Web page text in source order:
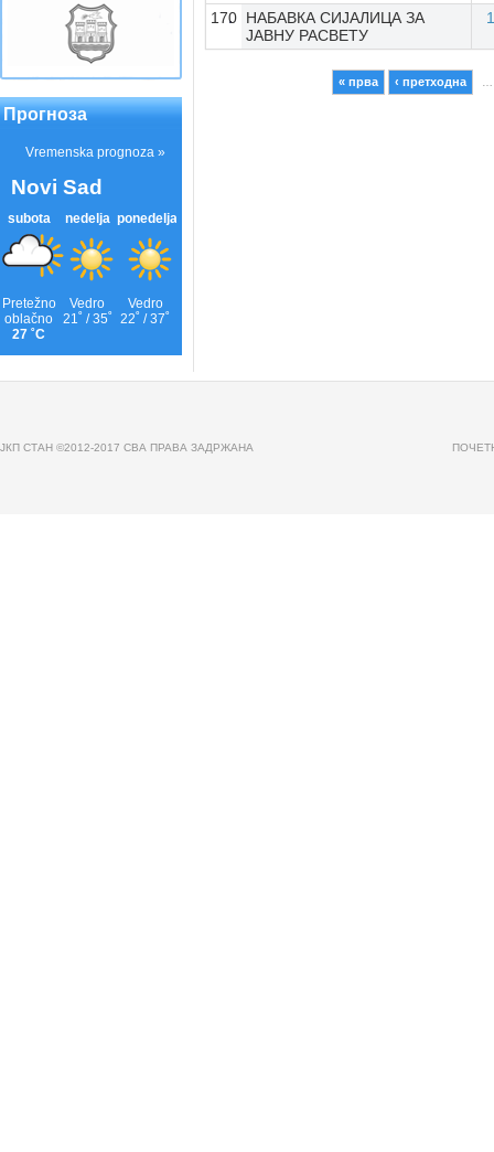
170 НАБАВКА СИЈАЛИЦА ЗА
ЈАВНУ РАСВЕТУ
« прва ‹ претходна
Прогноза
JКП СТАН ©2012-2017 СВА ПРАВА ЗАДРЖАНА